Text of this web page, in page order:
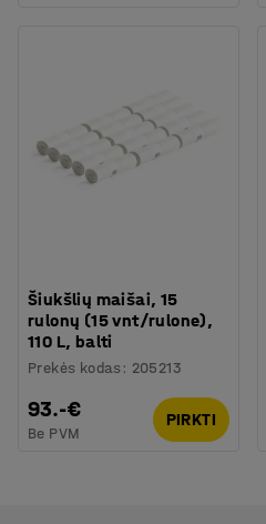
Šiukšlių maišai, 15
rulonų (15 vnt/rulone),
110 L, balti
Prekės kodas : 205213
93.-€
Be PVM
PIRKTI